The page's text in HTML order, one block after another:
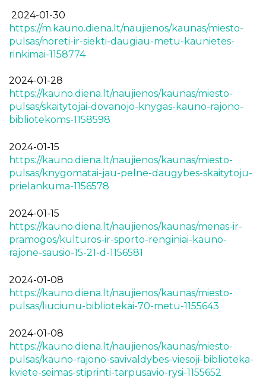
2024-01-30
https://m.kauno.diena.lt/naujienos/kaunas/miesto-
pulsas/noreti-ir-siekti-daugiau-metu-kaunietes-
rinkimai-1158774
2024-01-28
https://kauno.diena.lt/naujienos/kaunas/miesto-
pulsas/skaitytojai-dovanojo-knygas-kauno-rajono-
bibliotekoms-1158598
2024-01-15
https://kauno.diena.lt/naujienos/kaunas/miesto-
pulsas/knygomatai-jau-pelne-daugybes-skaitytoju-
prielankuma-1156578
2024-01-15
https://kauno.diena.lt/naujienos/kaunas/menas-ir-
pramogos/kulturos-ir-sporto-renginiai-kauno-
rajone-sausio-15-21-d-1156581
2024-01-08
https://kauno.diena.lt/naujienos/kaunas/miesto-
pulsas/liuciunu-bibliotekai-70-metu-1155643
2024-01-08
https://kauno.diena.lt/naujienos/kaunas/miesto-
pulsas/kauno-rajono-savivaldybes-viesoji-biblioteka-
kviete-seimas-stiprinti-tarpusavio-rysi-1155652